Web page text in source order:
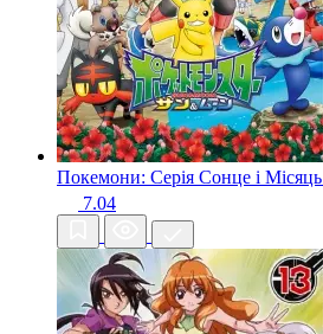
Покемони: Серія Сонце і Місяць
7.04